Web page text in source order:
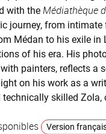
with the Médiathèque
journey, from
Médan to his exile
of his era. His
painters, reflects a
on his work as a
technically skilled
Version